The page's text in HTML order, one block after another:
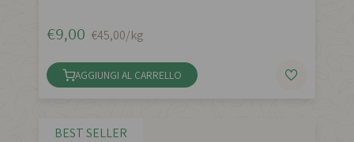
€9,00 €45,00/kg
AGGIUNGI AL CARRELLO
BEST SELLER